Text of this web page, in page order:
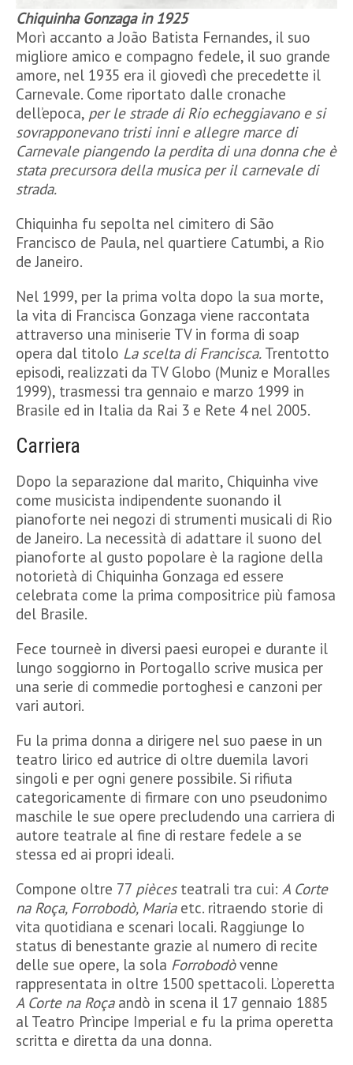
Chiquinha Gonzaga in 1925
Morì accanto a João Batista Fernandes, il suo
migliore amico e compagno fedele, il suo grande
amore, nel 1935 era il giovedì che precedette il
Carnevale. Come riportato dalle cronache
dell’epoca, per le strade di Rio echeggiavano e si
sovrapponevano tristi inni e allegre marce di
Carnevale piangendo la perdita di una donna che è
stata precursora della musica per il carnevale di
strada.
Chiquinha fu sepolta nel cimitero di São
Francisco de Paula, nel quartiere Catumbi, a Rio
de Janeiro.
Nel 1999, per la prima volta dopo la sua morte,
la vita di Francisca Gonzaga viene raccontata
attraverso una miniserie TV in forma di soap
opera dal titolo La scelta di Francisca. Trentotto
episodi, realizzati da TV Globo (Muniz e Moralles
1999), trasmessi tra gennaio e marzo 1999 in
Brasile ed in Italia da Rai 3 e Rete 4 nel 2005.
Carriera
Dopo la separazione dal marito, Chiquinha vive
come musicista indipendente suonando il
pianoforte nei negozi di strumenti musicali di Rio
de Janeiro. La necessità di adattare il suono del
pianoforte al gusto popolare è la ragione della
notorietà di Chiquinha Gonzaga ed essere
celebrata come la prima compositrice più famosa
del Brasile.
Fece tourneè in diversi paesi europei e durante il
lungo soggiorno in Portogallo scrive musica per
una serie di commedie portoghesi e canzoni per
vari autori.
Fu la prima donna a dirigere nel suo paese in un
teatro lirico ed autrice di oltre duemila lavori
singoli e per ogni genere possibile. Si rifiuta
categoricamente di firmare con uno pseudonimo
maschile le sue opere precludendo una carriera di
autore teatrale al fine di restare fedele a se
stessa ed ai propri ideali.
Compone oltre 77 piècesteatrali tra cui: A Corte
na Roça, Forrobodò, Maria etc. ritraendo storie di
vita quotidiana e scenari locali. Raggiunge lo
status di benestante grazie al numero di recite
delle sue opere, la sola Forrobodòvenne
rappresentata in oltre 1500 spettacoli. L’operetta
A Corte na Roça andò in scena il 17 gennaio 1885
al Teatro Prìncipe Imperial e fu la prima operetta
scritta e diretta da una donna.